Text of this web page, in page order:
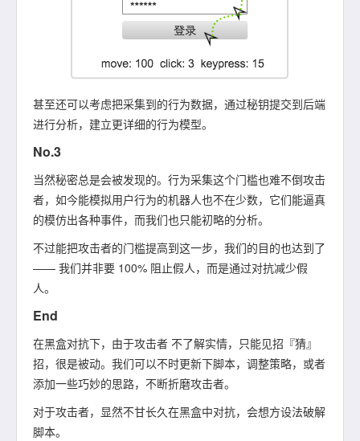
甚至还可以考虑把采集到的行为数据，通过秘钥提交到后端
进行分析，建立更详细的行为模型。
No.3
当然秘密总是会被发现的。行为采集这个门槛也难不倒攻击
者，如今能模拟用户行为的机器人也不在少数，它们能逼真
的模仿出各种事件，而我们也只能初略的分析。
不过能把攻击者的门槛提高到这一步，我们的目的也达到了
—— 我们并非要 100% 阻止假人，而是通过对抗减少假
人。
End
在黑盒对抗下，由于攻击者 不了解实情，只能见招『猜』
招，很是被动。我们可以不时更新下脚本，调整策略，或者
添加一些巧妙的思路，不断折磨攻击者。
对于攻击者，显然不甘长久在黑盒中对抗，会想方设法破解
脚本。